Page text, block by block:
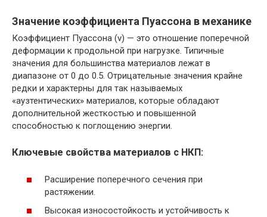
Значение коэффициента Пуассона в механике
Коэффициент Пуассона (ν) — это отношение поперечной
деформации к продольной при нагрузке. Типичные
значения для большинства материалов лежат в
диапазоне от 0 до 0.5. Отрицательные значения крайне
редки и характерны для так называемых
«аузтентических» материалов, которые обладают
дополнительной жесткостью и повышенной
способностью к поглощению энергии.
Ключевые свойства материалов с НКП:
Расширение поперечного сечения при
растяжении.
Высокая износостойкость и устойчивость к